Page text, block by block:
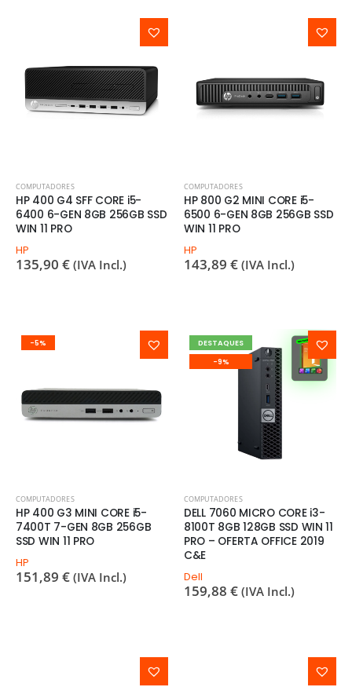
COMPUTADORES
HP 400 G4 SFF CORE i5-
6400 6-GEN 8GB 256GB SSD
WIN 11 PRO
HP
135,90 € (IVA Incl.)
COMPUTADORES
HP 800 G2 MINI CORE i5-
6500 6-GEN 8GB 256GB SSD
WIN 11 PRO
HP
143,89 € (IVA Incl.)
-5%
COMPUTADORES
HP 400 G3 MINI CORE i5-
7400T 7-GEN 8GB 256GB
SSD WIN 11 PRO
HP
151,89 € (IVA Incl.)
DESTAQUES
-9%
COMPUTADORES
DELL 7060 MICRO CORE i3-
8100T 8GB 128GB SSD WIN 11
PRO – OFERTA OFFICE 2019
C&E
Dell
159,88 € (IVA Incl.)